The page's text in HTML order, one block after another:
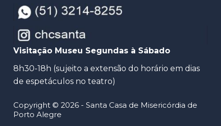
Visitação Museu Segundas à Sábado
8h30-18h (sujeito a extensão do horário em dias
de espetáculos no teatro)
Copyright © 2026 - Santa Casa de Misericórdia de
Porto Alegre